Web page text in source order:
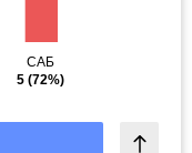
САБ
5 (72%)